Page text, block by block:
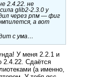
2.4.22. не
glib2-2.3.0 у
через рпм — фиг
а вот
с ума…
У меня 2.2.1 и
2.4.22. Сдаётся
(а именно,